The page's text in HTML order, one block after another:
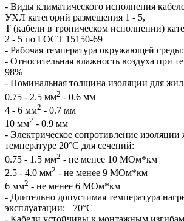
- Виды климатического исполнения
УХЛ категорий размещения 1 - 5,
Т (кабели в тропическом исполнении)
2 - 5 по ГОСТ 15150-69
- Рабочая температура окружающей
- Относительная влажность воздуха при
98%
- Номинальная толщина изоляции для жил
0.75 - 2.5 мм2 - 0.6 мм
4 - 6 мм2 - 0.7 мм
10 мм2 - 0.9 мм
- Электрическое сопротивление
температуре 20°С для сечений:
0.75 - 1.5 мм2 - не менее 10 МОм*км
2.5 - 4.0 мм2 - не менее 9 МОм*км
6 мм2 - не менее 6 МОм*км
- Длительно допустимая температура
эксплуатации: +70°С